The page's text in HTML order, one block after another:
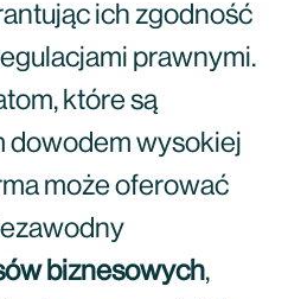
ich zgodność
prawnymi.
które są
dowodem wysokiej
może oferować
biznesowych,